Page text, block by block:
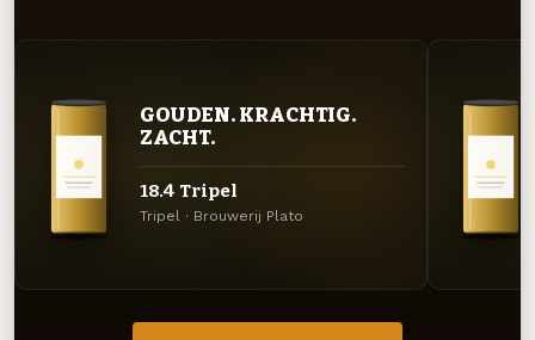
GOUDEN. KRACHTIG.
ZACHT.
18.4 Tripel
Tripel · Brouwerij Plato